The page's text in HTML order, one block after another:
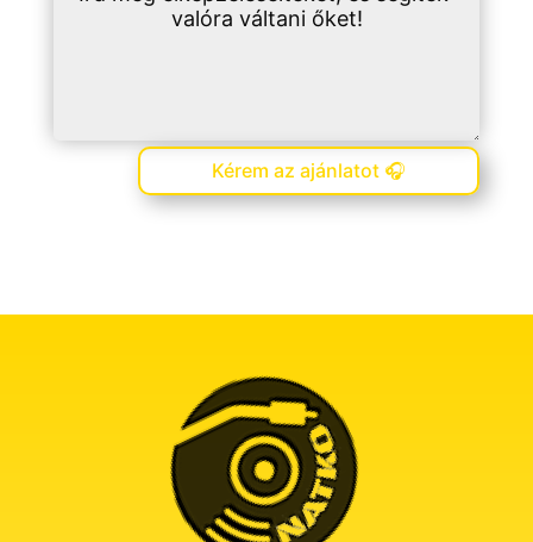
Kérem az ajánlatot 🎧